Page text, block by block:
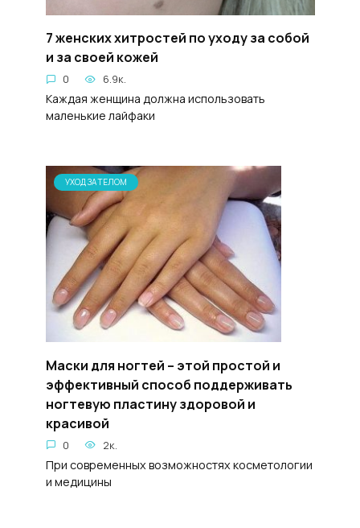
7 женских хитростей по уходу за собой
и за своей кожей
0 6.9к.
Каждая женщина должна использовать
маленькие лайфаки
УХОД ЗА ТЕЛОМ
Маски для ногтей – этой простой и
эффективный способ поддерживать
ногтевую пластину здоровой и
красивой
0 2к.
При современных возможностях косметологии
и медицины